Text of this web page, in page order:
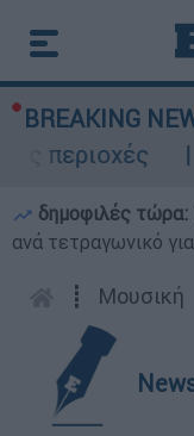
BREAKING
δημοφιλές τώρα:
ανά τετραγωνικό
┋ Μουσική